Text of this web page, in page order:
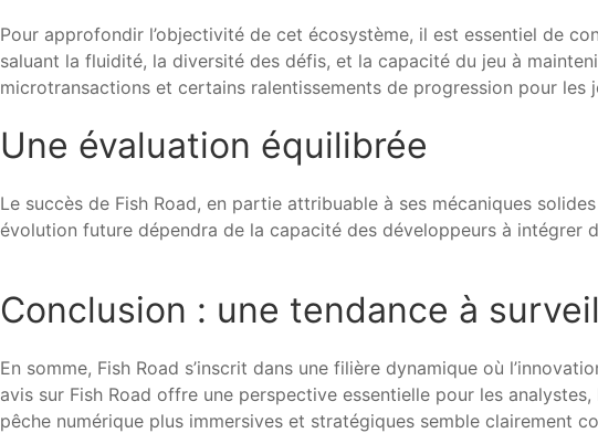
Pour approfondir l’objectivité de cet écosystème, il est essentiel de
saluant la fluidité, la diversité des défis, et la capacité du jeu à
microtransactions et certains ralentissements de progression pour les
Une évaluation équilibrée
Le succès de Fish Road, en partie attribuable à ses mécaniques
évolution future dépendra de la capacité des développeurs à
Conclusion : une tendance à
En somme, Fish Road s’inscrit dans une filière dynamique où
avis sur Fish Road offre une perspective essentielle pour les
pêche numérique plus immersives et stratégiques semble clairement